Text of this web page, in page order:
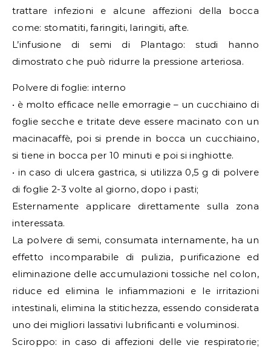
trattare infezioni e alcune affezioni della bocca
come: stomatiti, faringiti, laringiti, afte.
L’infusione di semi di Plantago: studi hanno
dimostrato che può ridurre la pressione arteriosa.
Polvere di foglie: interno
• è molto efficace nelle emorragie – un cucchiaino di
foglie secche e tritate deve essere macinato con un
macinacaffè, poi si prende in bocca un cucchiaino,
si tiene in bocca per 10 minuti e poi si inghiotte.
• in caso di ulcera gastrica, si utilizza 0,5 g di polvere
di foglie 2-3 volte al giorno, dopo i pasti;
Esternamente applicare direttamente sulla zona
interessata.
La polvere di semi, consumata internamente, ha un
effetto incomparabile di pulizia, purificazione ed
eliminazione delle accumulazioni tossiche nel colon,
riduce ed elimina le infiammazioni e le irritazioni
intestinali, elimina la stitichezza, essendo considerata
uno dei migliori lassativi lubrificanti e voluminosi.
Sciroppo: in caso di affezioni delle vie respiratorie;